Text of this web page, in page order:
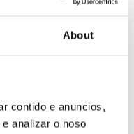
About
contido e anuncios,
analizar o noso
ás actividades
venres, 22 de
de Lorenzo e
unha introdución
artes escénicas,